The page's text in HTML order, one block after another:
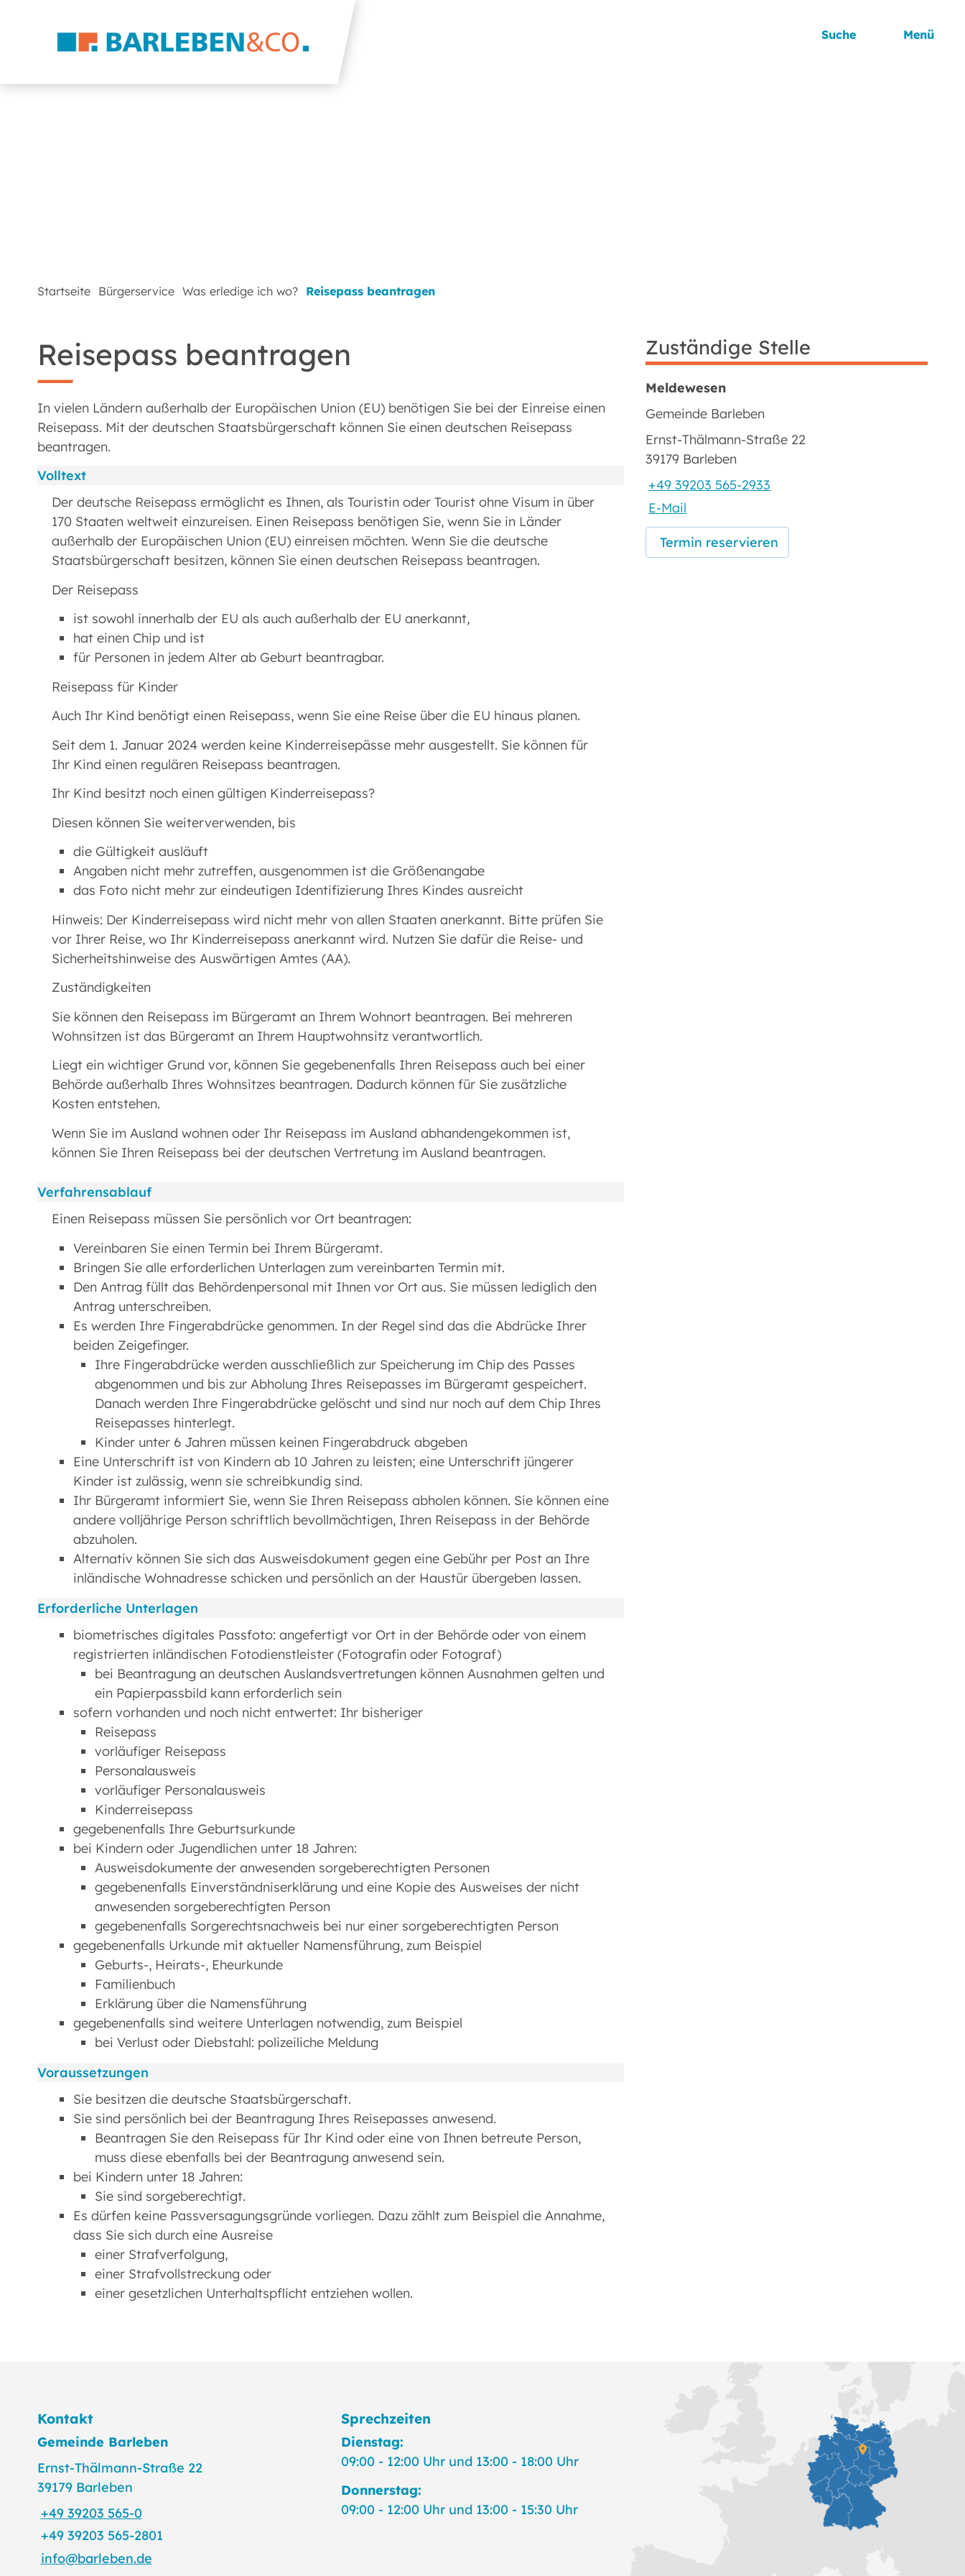
Suche Menü
Startseite Bürgerservice Was erledige ich wo? Reisepass beantragen
Reisepass beantragen
In vielen Ländern außerhalb der Europäischen Union (EU) benötigen Sie bei der Einreise einen
Reisepass. Mit der deutschen Staatsbürgerschaft können Sie einen deutschen Reisepass
beantragen.
Volltext
Der deutsche Reisepass ermöglicht es Ihnen, als Touristin oder Tourist ohne Visum in über
170 Staaten weltweit einzureisen. Einen Reisepass benötigen Sie, wenn Sie in Länder
außerhalb der Europäischen Union (EU) einreisen möchten. Wenn Sie die deutsche
Staatsbürgerschaft besitzen, können Sie einen deutschen Reisepass beantragen.
Der Reisepass
ist sowohl innerhalb der EU als auch außerhalb der EU anerkannt,
hat einen Chip und ist
für Personen in jedem Alter ab Geburt beantragbar.
Reisepass für Kinder
Auch Ihr Kind benötigt einen Reisepass, wenn Sie eine Reise über die EU hinaus planen.
Seit dem 1. Januar 2024 werden keine Kinderreisepässe mehr ausgestellt. Sie können für
Ihr Kind einen regulären Reisepass beantragen.
Ihr Kind besitzt noch einen gültigen Kinderreisepass?
Diesen können Sie weiterverwenden, bis
die Gültigkeit ausläuft
Angaben nicht mehr zutreffen, ausgenommen ist die Größenangabe
das Foto nicht mehr zur eindeutigen Identifizierung Ihres Kindes ausreicht
Hinweis: Der Kinderreisepass wird nicht mehr von allen Staaten anerkannt. Bitte prüfen Sie
vor Ihrer Reise, wo Ihr Kinderreisepass anerkannt wird. Nutzen Sie dafür die Reise- und
Sicherheitshinweise des Auswärtigen Amtes (AA).
Zuständigkeiten
Sie können den Reisepass im Bürgeramt an Ihrem Wohnort beantragen. Bei mehreren
Wohnsitzen ist das Bürgeramt an Ihrem Hauptwohnsitz verantwortlich.
Liegt ein wichtiger Grund vor, können Sie gegebenenfalls Ihren Reisepass auch bei einer
Behörde außerhalb Ihres Wohnsitzes beantragen. Dadurch können für Sie zusätzliche
Kosten entstehen.
Wenn Sie im Ausland wohnen oder Ihr Reisepass im Ausland abhandengekommen ist,
können Sie Ihren Reisepass bei der deutschen Vertretung im Ausland beantragen.
Verfahrensablauf
Einen Reisepass müssen Sie persönlich vor Ort beantragen:
Vereinbaren Sie einen Termin bei Ihrem Bürgeramt.
Bringen Sie alle erforderlichen Unterlagen zum vereinbarten Termin mit.
Den Antrag füllt das Behördenpersonal mit Ihnen vor Ort aus. Sie müssen lediglich den
Antrag unterschreiben.
Es werden Ihre Fingerabdrücke genommen. In der Regel sind das die Abdrücke Ihrer
beiden Zeigefinger.
Ihre Fingerabdrücke werden ausschließlich zur Speicherung im Chip des Passes
abgenommen und bis zur Abholung Ihres Reisepasses im Bürgeramt gespeichert.
Danach werden Ihre Fingerabdrücke gelöscht und sind nur noch auf dem Chip Ihres
Reisepasses hinterlegt.
Kinder unter 6 Jahren müssen keinen Fingerabdruck abgeben
Eine Unterschrift ist von Kindern ab 10 Jahren zu leisten; eine Unterschrift jüngerer
Kinder ist zulässig, wenn sie schreibkundig sind.
Ihr Bürgeramt informiert Sie, wenn Sie Ihren Reisepass abholen können. Sie können eine
andere volljährige Person schriftlich bevollmächtigen, Ihren Reisepass in der Behörde
abzuholen.
Alternativ können Sie sich das Ausweisdokument gegen eine Gebühr per Post an Ihre
inländische Wohnadresse schicken und persönlich an der Haustür übergeben lassen.
Erforderliche Unterlagen
biometrisches digitales Passfoto: angefertigt vor Ort in der Behörde oder von einem
registrierten inländischen Fotodienstleister (Fotografin oder Fotograf)
bei Beantragung an deutschen Auslandsvertretungen können Ausnahmen gelten und
ein Papierpassbild kann erforderlich sein
sofern vorhanden und noch nicht entwertet: Ihr bisheriger
Reisepass
vorläufiger Reisepass
Personalausweis
vorläufiger Personalausweis
Kinderreisepass
gegebenenfalls Ihre Geburtsurkunde
bei Kindern oder Jugendlichen unter 18 Jahren:
Ausweisdokumente der anwesenden sorgeberechtigten Personen
gegebenenfalls Einverständniserklärung und eine Kopie des Ausweises der nicht
anwesenden sorgeberechtigten Person
gegebenenfalls Sorgerechtsnachweis bei nur einer sorgeberechtigten Person
gegebenenfalls Urkunde mit aktueller Namensführung, zum Beispiel
Geburts-, Heirats-, Eheurkunde
Familienbuch
Erklärung über die Namensführung
gegebenenfalls sind weitere Unterlagen notwendig, zum Beispiel
bei Verlust oder Diebstahl: polizeiliche Meldung
Voraussetzungen
Sie besitzen die deutsche Staatsbürgerschaft.
Sie sind persönlich bei der Beantragung Ihres Reisepasses anwesend.
Beantragen Sie den Reisepass für Ihr Kind oder eine von Ihnen betreute Person,
muss diese ebenfalls bei der Beantragung anwesend sein.
bei Kindern unter 18 Jahren:
Sie sind sorgeberechtigt.
Es dürfen keine Passversagungsgründe vorliegen. Dazu zählt zum Beispiel die Annahme,
dass Sie sich durch eine Ausreise
einer Strafverfolgung,
einer Strafvollstreckung oder
einer gesetzlichen Unterhaltspflicht entziehen wollen.
Zuständige Stelle
Meldewesen
Gemeinde Barleben
Ernst-Thälmann-Straße 22
39179 Barleben
+49 39203 565-2933
E-Mail
Termin reservieren
Kontakt
Gemeinde Barleben
Ernst-Thälmann-Straße 22
39179 Barleben
+49 39203 565-0
+49 39203 565-2801
info@barleben.de
Sprechzeiten
Dienstag:
09:00 - 12:00 Uhr und 13:00 - 18:00 Uhr
Donnerstag:
09:00 - 12:00 Uhr und 13:00 - 15:30 Uhr